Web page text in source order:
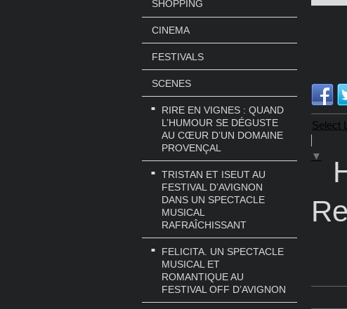
SHOPPING
CINEMA
FESTIVALS
SCENES
RIRE EN VIGNES : QUAND
L’HUMOUR SE DÉGUSTE
AU CŒUR D’UN DOMAINE
PROVENÇAL
TRISTAN ET ISEUT AU
FESTIVAL D’AVIGNON
DANS UN SPECTACLE
MUSICAL
RAFRAÎCHISSANT
FELICITA. UN SPECTACLE
MUSICAL ET
ROMANTIQUE AU
FESTIVAL OFF D’AVIGNON
Select
▼